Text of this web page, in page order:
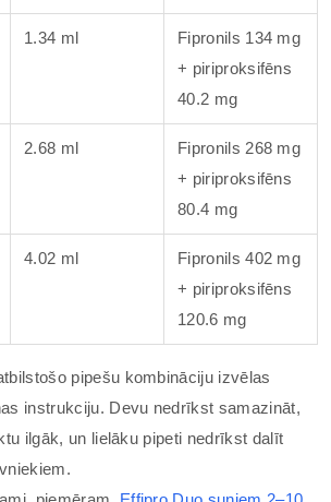
1.34 ml
Fipronils 134 mg
+ piriproksifēns
40.2 mg
2.68 ml
Fipronils 268 mg
+ piriproksifēns
80.4 mg
4.02 ml
Fipronils 402 mg
+ piriproksifēns
120.6 mg
pipešu kombināciju izvēlas
instrukciju. Devu nedrīkst samazināt,
ilgāk, un lielāku pipeti nedrīkst dalīt